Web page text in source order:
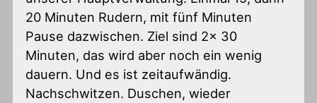
20 Minuten Rudern, mit fünf Minuten
Pause dazwischen. Ziel sind 2x 30
Minuten, das wird aber noch ein wenig
dauern. Und es ist zeitaufwändig.
Nachschwitzen. Duschen, wieder